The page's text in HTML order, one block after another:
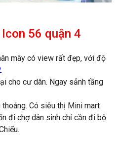
56 quận 4
mây có view rất đẹp, với độ
.
cho cư dân. Ngay sảnh tầng
Có siêu thị Mini mart
đi chợ dân sinh chỉ cần đi bộ